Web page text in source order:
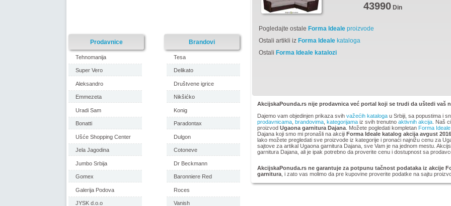
43990 Din
Pogledajte ostale Forma Ideale proizvode
Ostali artikli iz Forma Ideale kataloga
Ostali Forma Ideale katalozi
AkcijskaPounda.rs nije prodavnica već portal koji se trudi da uštedi vaš
Dajemo vam objedinjen prikaza svih važećih kataloga u Srbiji, sa popustima i
prodavnicama brandovima kategorijama iz svih trenutno aktivnih akcija . Naš
proizvod Ugaona garnitura Dajana . Možete pogledati kompletan Forma Ideale
Dajana koji smo mi pronašli na akciji Forma Ideale katalog akcija avgust 2016
lako možete pregledati sve proizvode iz kategorije i pronaći najnižu cenu za
sajtove za artikal Ugaona garnitura Dajana, sve Vam je na jednom mestu.
garnitura Dajana, ali je ipak potrebno da proverite cenu i dostupnost sa
AkcijskaPonuda.rs ne garantuje za potpunu tačnost podataka iz akcije
garnitura , i zato vas molimo da pre kupovine proverite podatke na sajtu
Prodavnice
Tehnomanija
Super Vero
Aleksandro
Emmezeta
Uradi Sam
Bonatti
Ušće Shopping Center
Jela Jagodina
Jumbo Srbija
Gomex
Galerija Podova
JYSK d.o.o
Brandovi
Tesa
Delikato
Društvene igrice
Nikšićko
Konig
Paradontax
Dulgon
Cotoneve
Dr Beckmann
Baronniere Red
Roces
Vanish